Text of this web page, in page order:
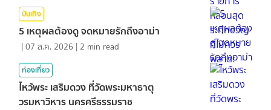
บันเทิง
5 เหตุผลต้องดู จดหมายรักถึงอาม่า
|07 ส.ค. 2026 | 2 min read
ท่องเที่ยว
ไหว้พระ เสริมดวง ที่วัดพระมหาธาตุ
วรมหาวิหาร นครศรีธรรมราช